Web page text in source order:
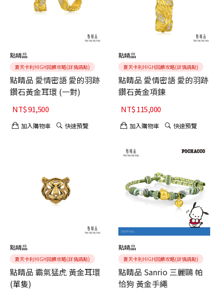
點睛品
夏天卡利HIGH回饋攻略(詳情請點)
點睛品 愛情密語 愛的羽跡
鑽石黃金耳環 (一對)
NT$91,500
加入購物車 快速預覽
點睛品
夏天卡利HIGH回饋攻略(詳情請點)
點睛品 愛情密語 愛的羽跡
鑽石黃金項鍊
NT$115,000
加入購物車 快速預覽
點睛品
夏天卡利HIGH回饋攻略(詳情請點)
點睛品 霸氣猛虎 黃金耳環
(單隻)
點睛品
夏天卡利HIGH回饋攻略(詳情請點)
點睛品 Sanrio 三麗鷗 帕
恰狗 黃金手繩